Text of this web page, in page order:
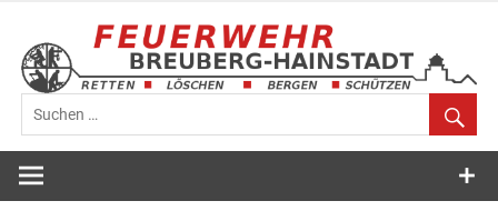
springen
Feuerwehr
Breuberg-